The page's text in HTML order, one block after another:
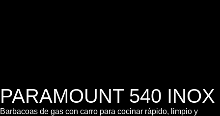
PARAMOUNT 540 INOX
Barbacoas de gas con carro para cocinar rápido, limpio y